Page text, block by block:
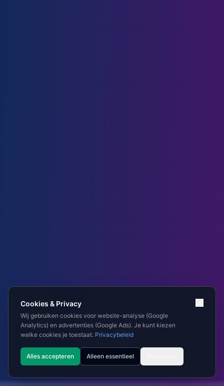
Cookies & Privacy
Wij gebruiken cookies voor website-analyse (Google
Analytics) en advertenties (Google Ads). Je kunt kiezen
welke cookies je toestaat. Privacybeleid
Alles accepteren Alleen essentieel